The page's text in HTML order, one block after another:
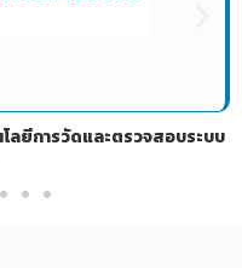
ลยีการวัดและตรวจสอบระบบ